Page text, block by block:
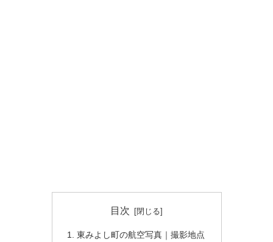
目次
東みよし町の航空写真｜撮影地点